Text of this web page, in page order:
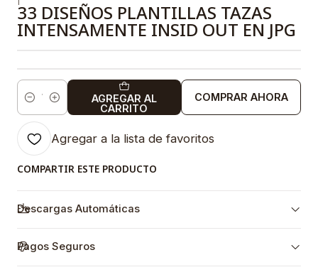
33 DISEÑOS PLANTILLAS TAZAS
INTENSAMENTE INSID OUT EN JPG
Cantidad
AGREGAR AL
CARRITO
COMPRAR AHORA
Agregar a la lista de favoritos
COMPARTIR ESTE PRODUCTO
Descargas Automáticas
Pagos Seguros